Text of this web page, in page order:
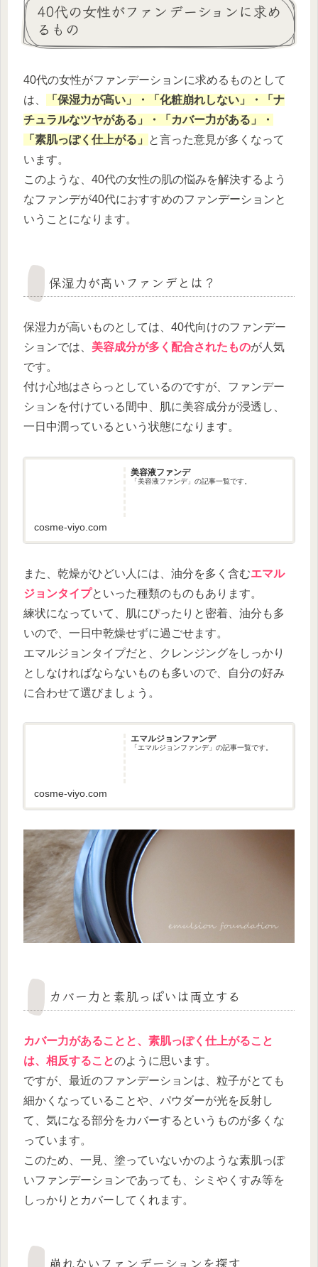
40代の女性がファンデーションに求め
るもの
40代の女性がファンデーションに求めるものとして
は、
「保湿力が高い」・「化粧崩れしない」・「ナ
チュラルなツヤがある」・「カバー力がある」・
「素肌っぽく仕上がる」
と言った意見が多くなって
います。
このような、40代の女性の肌の悩みを解決するよう
なファンデが40代におすすめのファンデーションと
いうことになります。
保湿力が高いファンデとは？
保湿力が高いものとしては、40代向けのファンデー
ションでは、 美容成分が多く配合されたものが人気
です。
付け心地はさらっとしているのですが、ファンデー
ションを付けている間中、肌に美容成分が浸透し、
一日中潤っているという状態になります。
美容液ファンデ
「美容液ファンデ」の記事一覧です。
cosme-viyo.com
また、乾燥がひどい人には、油分を多く含むエマル
ジョンタイプといった種類のものもあります。
練状になっていて、肌にぴったりと密着、油分も多
いので、一日中乾燥せずに過ごせます。
エマルジョンタイプだと、クレンジングをしっかり
としなければならないものも多いので、自分の好み
に合わせて選びましょう。
エマルジョンファンデ
「エマルジョンファンデ」の記事一覧です。
cosme-viyo.com
カバー力と素肌っぽいは両立する
カバー力があることと、素肌っぽく仕上がること
は、相反することのように思います。
ですが、最近のファンデーションは、粒子がとても
細かくなっていることや、パウダーが光を反射し
て、気になる部分をカバーするというものが多くな
っています。
このため、一見、塗っていないかのような素肌っぽ
いファンデーションであっても、シミやくすみ等を
しっかりとカバーしてくれます。
崩れないファンデーションを探す